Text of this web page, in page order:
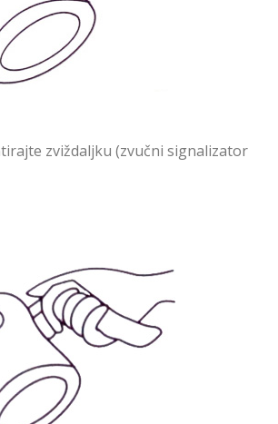
zviždaljku (zvučni signalizator